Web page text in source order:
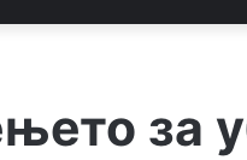
за